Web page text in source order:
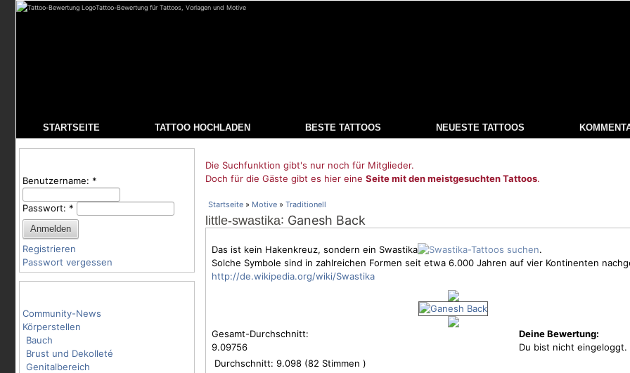
Tattoo-Bewertung für Tattoos, Vorlagen und Motive
STARTSEITE TATTOO HOCHLADEN BESTE TATTOOS NEUESTE TATTOOS
Benutzername: *
Passwort: *
Registrieren
Passwort vergessen
Community-News
Körperstellen
Bauch
Brust und Dekolleté
Genitalbereich
Die Suchfunktion gibt's nur noch für Mitglieder.
Doch für die Gäste gibt es hier eine Seite mit den meistgesuchten Tattoos.
Startseite » Motive » Traditionell
little-swastika: Ganesh Back
Das ist kein Hakenkreuz, sondern ein Swastika
.
Solche Symbole sind in zahlreichen Formen seit etwa 6.000 Jahren auf vier Kontinenten
http://de.wikipedia.org/wiki/Swastika
Gesamt-Durchschnitt:
9.09756
Durchschnitt: 9.098 (82 Stimmen )
Deine Bewertung:
Du bist nicht eingeloggt.